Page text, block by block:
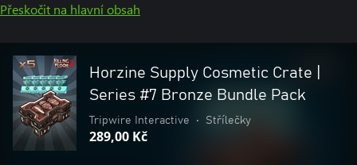
Přeskočit na hlavní obsah
Horzine Supply Cosmetic Crate |
Series #7 Bronze Bundle Pack
Tripwire Interactive • Střílečky
289,00 Kč